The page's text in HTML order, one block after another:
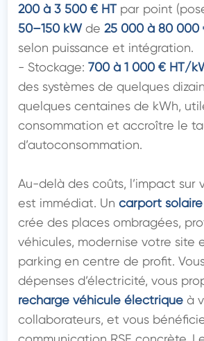
200 à 3 500 € HT par point
50–150 kW de 25 000 à 80 000
selon puissance et intégration.
- Stockage: 700 à 1 000 € HT/
des systèmes de quelques
quelques centaines de kWh,
consommation et accroître le
d’autoconsommation.
Au-delà des coûts, l’impact sur
est immédiat. Un carport
crée des places ombragées,
véhicules, modernise votre site
parking en centre de profit.
recharge véhicule électrique à
collaborateurs, et vous